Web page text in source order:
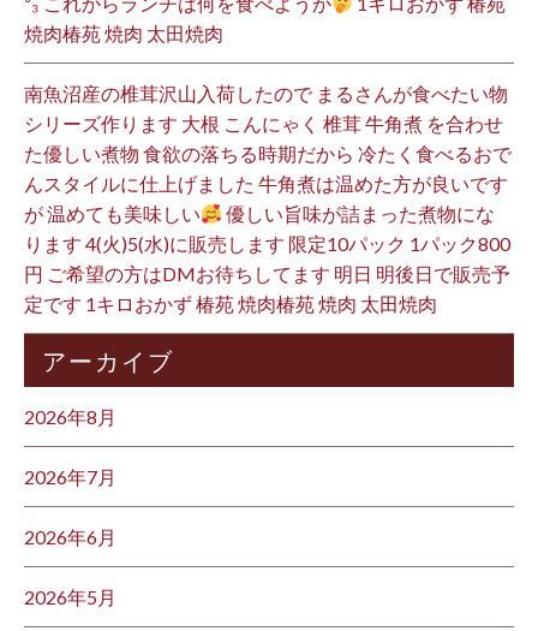
焼肉椿苑 焼肉 太田焼肉
南魚沼産の椎茸沢山入荷したので まるさんが食べたい物
シリーズ作ります 大根 こんにゃく 椎茸 牛角煮 を合わせ
た優しい煮物 食欲の落ちる時期だから 冷たく食べるおで
んスタイルに仕上げました 牛角煮は温めた方が良いです
が 温めても美味しい
優しい旨味が詰まった煮物にな
ります 4(火)5(水)に販売します 限定10パック 1パック800
円 ご希望の方はDMお待ちしてます 明日 明後日で販売予
定です 1キロおかず 椿苑 焼肉椿苑 焼肉 太田焼肉
アーカイブ
2026年8月
2026年7月
2026年6月
2026年5月